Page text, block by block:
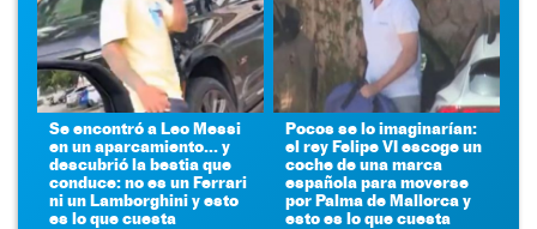
Se encontró a Leo Messi
en un aparcamiento... y
descubrió la bestia que
conduce: no es un Ferrari
ni un Lamborghini y esto
es lo que cuesta
Pocos se lo imaginarían:
el rey Felipe VI escoge un
coche de una marca
española para moverse
por Palma de Mallorca y
esto es lo que cuesta